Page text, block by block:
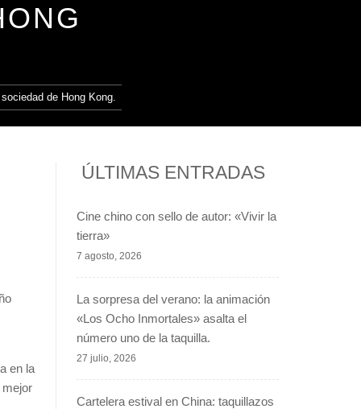
de Hong Kong.
en la
mejor
ÚLTIMAS ENTRADAS
Cine chino con sello de autor: «Vivir la
tierra»
7 agosto, 2026
La sorpresa del verano: la animación
«Los Ocho Inmortales» asalta el
número uno de la taquilla.
27 julio, 2026
Cartelera estival en China: taquillazos